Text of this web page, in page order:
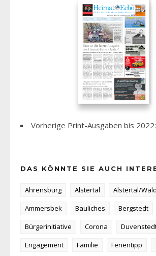
Vorherige Print-Ausgaben bis 2022:
DAS KÖNNTE SIE AUCH
Ahrensburg Alstertal
Alstertal/
Ammersbek
Bauliches
Bergstedt
Bürgerinitiative
Corona
Engagement
Familie Ferientipp